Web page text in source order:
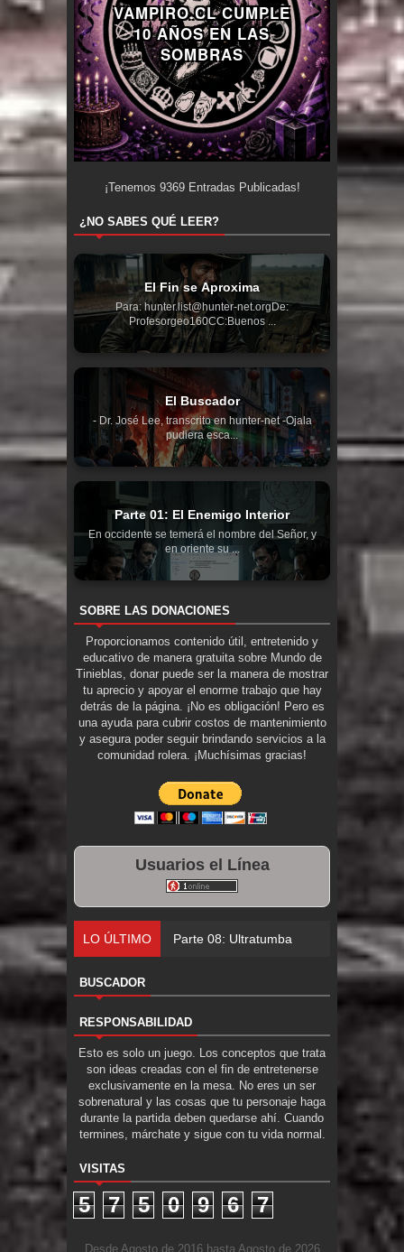
VAMPIRO.CL CUMPLE
10 AÑOS EN LAS
SOMBRAS
¡Tenemos 9369Entradas Publicadas!
¿NO SABES QUÉ LEER?
El Fin se Aproxima
Para: hunter.list@hunter-net.orgDe:
Profesorgeo160CC:Buenos ...
El Buscador
- Dr. José Lee, transcrito en hunter-net -Ojala
pudiera esca...
Parte 01: El Enemigo Interior
En occidente se temerá el nombre del Señor, y
en oriente su ...
SOBRE LAS DONACIONES
Proporcionamos contenido útil, entretenido y
educativo de manera gratuita sobre Mundo de
Tinieblas, donar puede ser la manera de mostrar
tu aprecio y apoyar el enorme trabajo que hay
detrás de la página. ¡No es obligación! Pero es
una ayuda para cubrir costos de mantenimiento
y asegura poder seguir brindando servicios a la
comunidad rolera. ¡Muchísimas gracias!
Usuarios el Línea
LO ÚLTIMO Parte 08: Ultratumba
BUSCADOR
RESPONSABILIDAD
Esto es solo un juego. Los conceptos que trata
son ideas creadas con el fin de entretenerse
exclusivamente en la mesa. No eres un ser
sobrenatural y las cosas que tu personaje haga
durante la partida deben quedarse ahí. Cuando
termines, márchate y sigue con tu vida normal.
VISITAS
5 7 5 0 9 6 7
Desde Agosto de 2016 hasta Agosto de 2026